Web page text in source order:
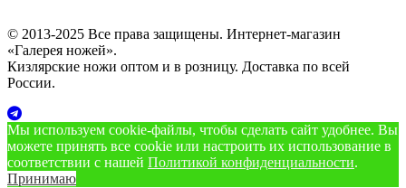
© 2013-2025 Все права защищены. Интернет-магазин
«Галерея ножей».
Кизлярские ножи оптом и в розницу. Доставка по всей
России.
Мы используем cookie‑файлы, чтобы сделать сайт удобнее. Вы
можете принять все cookie или настроить их использование в
соответствии с нашей Политикой конфиденциальности.
Принимаю